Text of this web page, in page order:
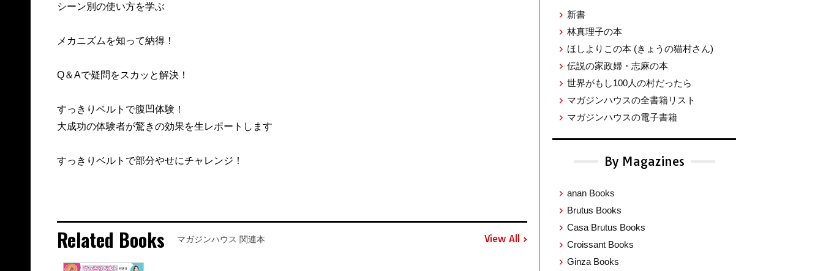
シーン別の使い方を学ぶ
メカニズムを知って納得！
Q＆Aで疑問をスカッと解決！
すっきりベルトで腹凹体験！
大成功の体験者が驚きの効果を生レポートします
すっきりベルトで部分やせにチャレンジ！
Related Books マガジンハウス 関連本 View All
新書
林真理子の本
ほしよりこの本 (きょうの猫村さん)
伝説の家政婦・志麻の本
世界がもし100人の村だったら
マガジンハウスの全書籍リスト
マガジンハウスの電子書籍
By Magazines
anan Books
Brutus Books
Casa Brutus Books
Croissant Books
Ginza Books